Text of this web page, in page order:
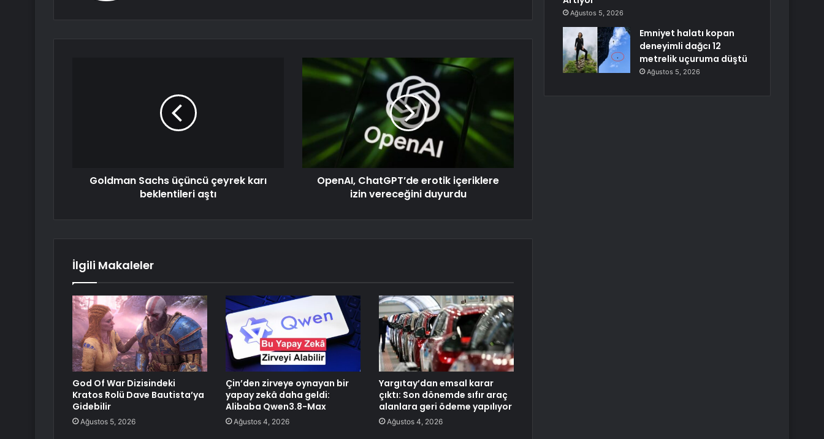
Goldman Sachs üçüncü çeyrek karı
beklentileri aştı
OpenAI, ChatGPT’de erotik içeriklere
izin vereceğini duyurdu
İlgili Makaleler
God Of War Dizisindeki
Kratos Rolü Dave Bautista’ya
Gidebilir
Ağustos 5, 2026
Çin’den zirveye oynayan bir
yapay zekâ daha geldi:
Alibaba Qwen3.8-Max
Ağustos 4, 2026
Yargıtay’dan emsal karar
çıktı: Son dönemde sıfır araç
alanlara geri ödeme yapılıyor
Ağustos 4, 2026
Ağustos 5, 2026
Emniyet halatı kopan
deneyimli dağcı 12
metrelik uçuruma düştü
Ağustos 5, 2026